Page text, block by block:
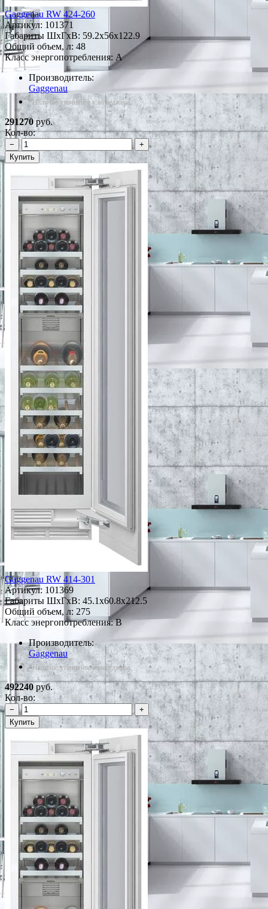
Gaggenau RW 424-260
Артикул: 101371
Габариты ШxГxВ: 59.2x56x122.9
Общий объем, л: 48
Класс энергопотребления: A
Производитель:
Gaggenau
*Наличие уточняйте у менеджера
291270руб.
Кол-во:
−
+
Купить
Gaggenau RW 414-301
Артикул: 101369
Габариты ШxГxВ: 45.1x60.8x212.5
Общий объем, л: 275
Класс энергопотребления: B
Производитель:
Gaggenau
*Наличие уточняйте у менеджера
492240руб.
Кол-во:
−
+
Купить